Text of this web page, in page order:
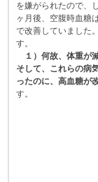
を嫌がられたので、
ヶ月後、空腹時血糖
で改善していました
す。
１）何故、体重が
そして、これらの病
ったのに、高血糖が
す。